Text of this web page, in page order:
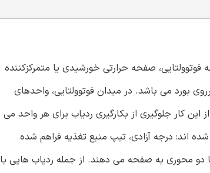
صفحه حرارتی خورشیدی یا متمرکزکننده
بورد می باشد. در میدان فوتوولتایی، واحدهای
کار جلوگیری از بکارگیری ردیاب برای هر واحد می
اند: درجه آزادی، تیپ منبع تغذیه فراهم شده
محوری به صفحه می دهند. از جمله ردیاب هایی با